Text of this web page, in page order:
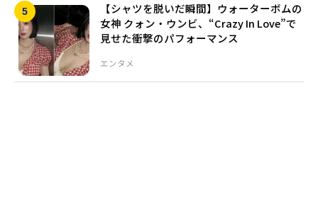
エンタメ
【シャツを脱いだ瞬間】ウォーターボムの
女神 クォン・ウンビ、“Crazy In Love”で
見せた衝撃のパフォーマンス